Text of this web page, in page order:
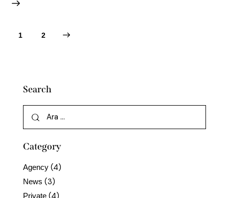
1 2
Search
Category
Agency (4)
News (3)
Private (4)